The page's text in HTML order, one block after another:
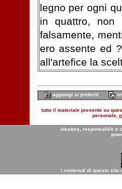
legno per ogni
in quattro, non
falsamente,
ero assente ed
all'artefice la
aggiungi ai preferiti
tutto il materiale presente su
personale,
ideatore, responsabile e
i contenuti di questo sito